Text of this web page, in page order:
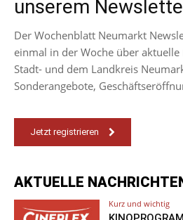
unserem
Der Wochenblatt Neumarkt
einmal in der Woche über
Stadt- und dem Landkreis
Sonderangebote,
Jetzt registrieren
AKTUELLE
Kurz und wichtig